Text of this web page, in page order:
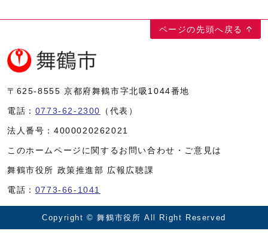
ページの先頭へ戻る
〒625-8555 京都府舞鶴市字北吸1044番地
電話： 0773-62-2300 （代表）
法人番号： 4000020262021
このホームページに関するお問い合わせ・ご意見は
舞鶴市役所 政策推進部 広報広聴課
電話： 0773-66-1041
Copyright © 舞鶴市役所 All Right Reserved